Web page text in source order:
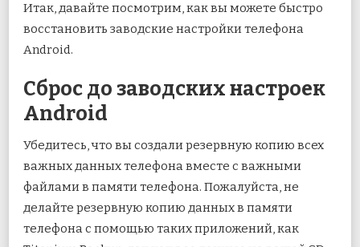
Итак, давайте посмотрим, как вы можете быстро
восстановить заводские настройки телефона
Android.
Сброс до заводских настроек
Android
Убедитесь, что вы создали резервную копию всех
важных данных телефона вместе с важными
файлами в памяти телефона. Пожалуйста, не
делайте резервную копию данных в памяти
телефона с помощью таких приложений, как